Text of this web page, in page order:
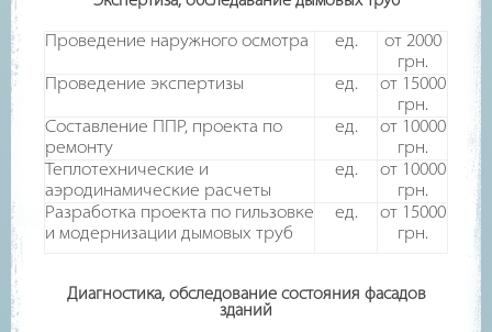
Проведение наружного осмотра ед.
от 2000
грн.
Проведение экспертизы
ед.
от 15000
грн.
Составление ППР, проекта по
ремонту
ед.
от 10000
грн.
Теплотехнические и
аэродинамические расчеты
ед.
от 10000
грн.
Разработка проекта по гильзовке
и модернизации дымовых труб
ед.
от 15000
грн.
Диагностика, обследование состояния фасадов
зданий